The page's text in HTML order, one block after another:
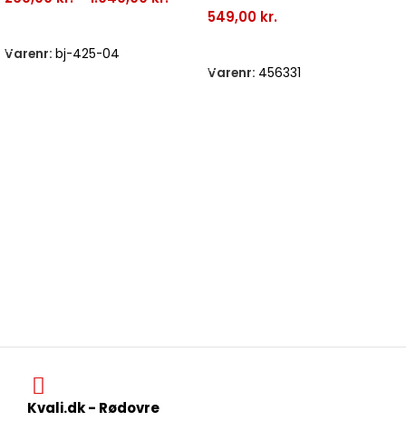
Varenr: bj-425-04
549,00 kr.
Varenr: 456331
Kvali.dk - Rødovre